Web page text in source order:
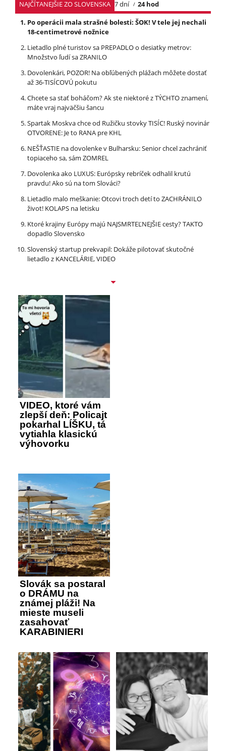
NAJČÍTANEJŠIE ZO SLOVENSKA 7 dní
24 hod
Po operácii mala strašné bolesti: ŠOK! V tele jej nechali
18-centimetrové nožnice
Lietadlo plné turistov sa PREPADLO o desiatky metrov:
Množstvo ľudí sa ZRANILO
Dovolenkári, POZOR! Na obľúbených plážach môžete dostať
až 36-TISÍCOVÚ pokutu
Chcete sa stať boháčom? Ak ste niektoré z TÝCHTO znamení,
máte vraj najväčšiu šancu
Spartak Moskva chce od Ružičku stovky TISÍC! Ruský novinár
OTVORENE: Je to RANA pre KHL
NEŠŤASTIE na dovolenke v Bulharsku: Senior chcel zachrániť
topiaceho sa, sám ZOMREL
Dovolenka ako LUXUS: Európsky rebríček odhalil krutú
pravdu! Ako sú na tom Slováci?
Lietadlo malo meškanie: Otcovi troch detí to ZACHRÁNILO
život! KOLAPS na letisku
Ktoré krajiny Európy majú NAJSMRTEĽNEJŠIE cesty? TAKTO
dopadlo Slovensko
Slovenský startup prekvapil: Dokáže pilotovať skutočné
lietadlo z KANCELÁRIE, VIDEO
VIDEO, ktoré vám
zlepší deň: Policajt
pokarhal LÍŠKU, tá
vytiahla klasickú
výhovorku
Slovák sa postaral
o DRÁMU na
známej pláži! Na
mieste museli
zasahovať
KARABINIERI